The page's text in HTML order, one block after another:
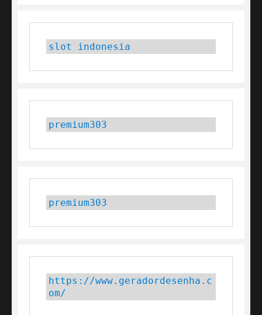
slot indonesia
premium303
premium303
https://www.geradordesenha.c
om/